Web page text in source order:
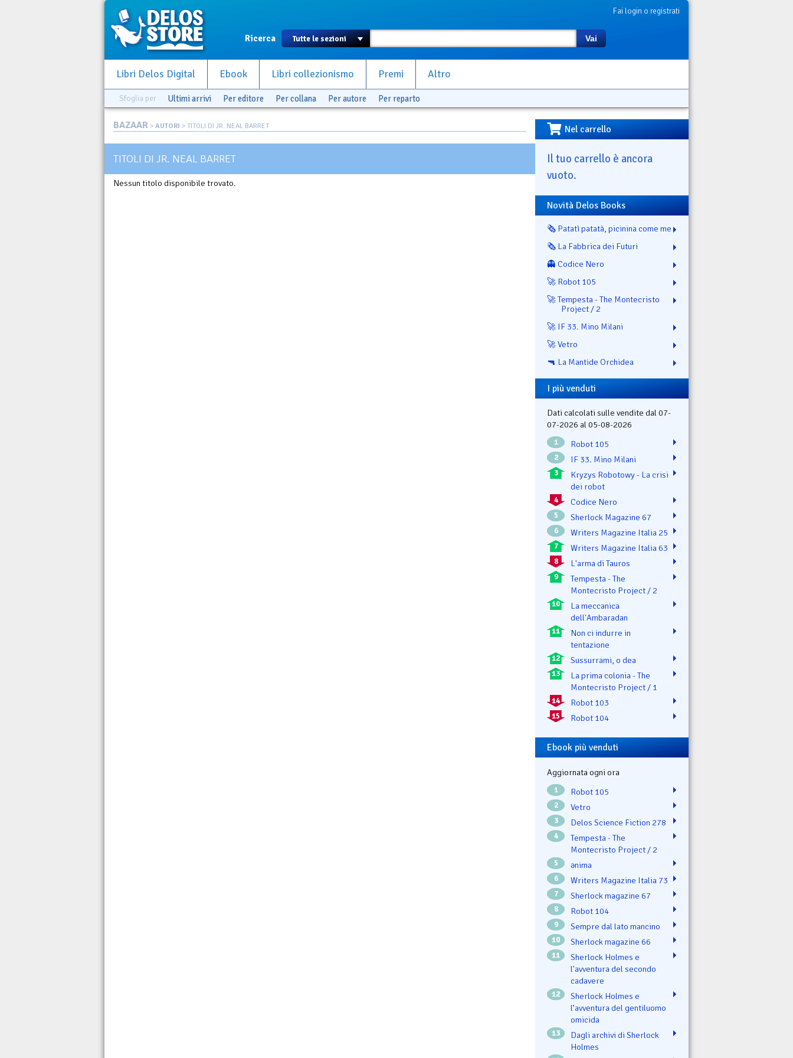
Fai login o registrati
Ricerca Vai
Libri Delos Digital Ebook Libri collezionismo Premi Altro
Sfoglia per Ultimi arrivi Per editore Per collana Per autore Per reparto
BAZAAR > AUTORI > TITOLI DI JR. NEAL BARRET
TITOLI DI JR. NEAL BARRET
Nessun titolo disponibile trovato.
Nel carrello
Il tuo carrello è ancora
vuoto.
Novità Delos Books
🗞️ Patatì patatà, picinina come me
🗞️ La Fabbrica dei Futuri
👻 Codice Nero
🚀 Robot 105
🚀 Tempesta - The Montecristo
Project / 2
🚀 IF 33. Mino Milani
🚀 Vetro
🔫 La Mantide Orchidea
I più venduti
Dati calcolati sulle vendite dal 07-
07-2026 al 05-08-2026
1 Robot 105
2 IF 33. Mino Milani
3
Kryzys Robotowy - La crisi
dei robot
4 Codice Nero
5 Sherlock Magazine 67
6 Writers Magazine Italia 25
7 Writers Magazine Italia 63
8 L'arma di Tauros
9
Tempesta - The
Montecristo Project / 2
10
La meccanica
dell'Ambaradan
11
Non ci indurre in
tentazione
12 Sussurrami, o dea
13
La prima colonia - The
Montecristo Project / 1
14 Robot 103
15 Robot 104
Ebook più venduti
Aggiornata ogni ora
1 Robot 105
2 Vetro
3 Delos Science Fiction 278
4
Tempesta - The
Montecristo Project / 2
5 ənima
6 Writers Magazine Italia 73
7 Sherlock magazine 67
8 Robot 104
9 Sempre dal lato mancino
10 Sherlock magazine 66
11
Sherlock Holmes e
l'avventura del secondo
cadavere
12
Sherlock Holmes e
l’avventura del gentiluomo
omicida
13
Dagli archivi di Sherlock
Holmes